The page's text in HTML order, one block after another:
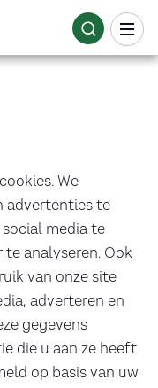
We
advertenties te
media te
analyseren. Ook
van onze site
adverteren en
gegevens
die u aan ze heeft
op basis van uw